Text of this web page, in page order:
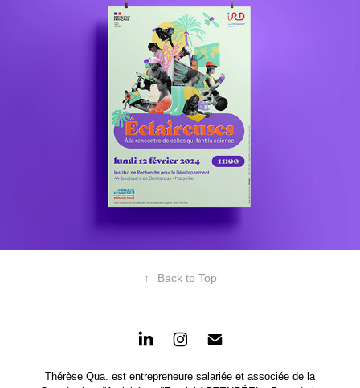
↑ Back to Top
Thérèse Qua. est entrepreneure salariée et associée de la